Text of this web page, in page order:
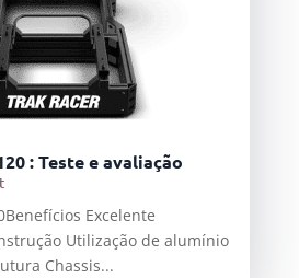
: Teste e avaliação
Excelente
Utilização de alumínio
Chassis...